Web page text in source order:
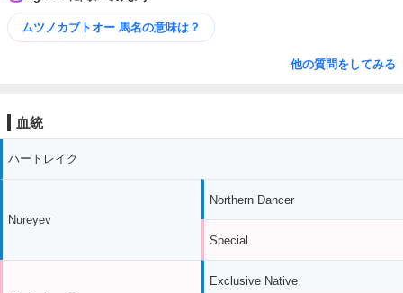
ムツノカブトオー 馬名の意味は？
他の質問をしてみる
血統
ハートレイク
Nureyev
Northern Dancer
Special
Exclusive Native